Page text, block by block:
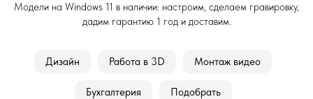
Модели на Windows 11 в наличии: настроим, сделаем гравировку,
дадим гарантию 1 год и доставим.
Дизайн Работа в 3D Монтаж видео
Бухгалтерия Подобрать